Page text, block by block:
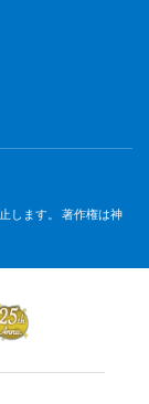
します。 著作権は神